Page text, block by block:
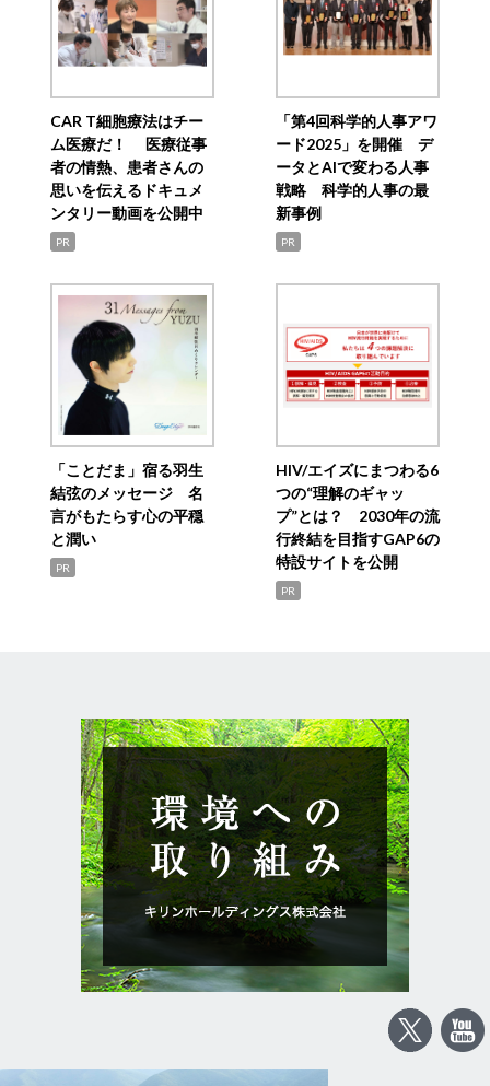
CAR T細胞療法はチー
ム医療だ！ 医療従事
者の情熱、患者さんの
思いを伝えるドキュメ
ンタリー動画を公開中
PR
「第4回科学的人事アワ
ード2025」を開催 デ
ータとAIで変わる人事
戦略 科学的人事の最
新事例
PR
「ことだま」宿る羽生
結弦のメッセージ 名
言がもたらす心の平穏
と潤い
PR
HIV/エイズにまつわる6
つの“理解のギャッ
プ”とは？ 2030年の流
行終結を目指すGAP6の
特設サイトを公開
PR